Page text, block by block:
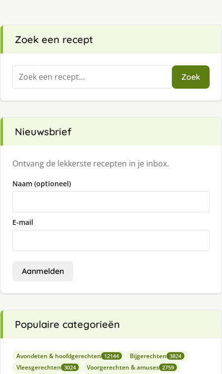
Zoek een recept
Zoeken
naar:
Zoek
Nieuwsbrief
Ontvang de lekkerste recepten in je inbox.
Naam (optioneel)
E-mail
Aanmelden
Populaire categorieën
Avondeten & hoofdgerechten 12144 Bijgerechten 3824
Vleesgerechten 3024 Voorgerechten & amuses 2759